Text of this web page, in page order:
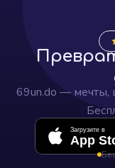
69un.do — мечты,
Загрузите в
App